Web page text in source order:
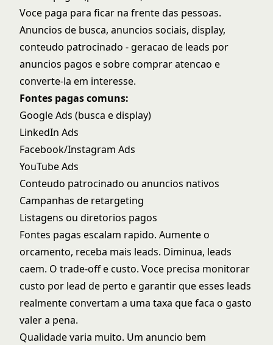
Voce paga para ficar na frente das pessoas.
Anuncios de busca, anuncios sociais, display,
conteudo patrocinado - geracao de leads por
anuncios pagos e sobre comprar atencao e
converte-la em interesse.
Fontes pagas comuns:
Google Ads (busca e display)
LinkedIn Ads
Facebook/Instagram Ads
YouTube Ads
Conteudo patrocinado ou anuncios nativos
Campanhas de retargeting
Listagens ou diretorios pagos
Fontes pagas escalam rapido. Aumente o
orcamento, receba mais leads. Diminua, leads
caem. O trade-off e custo. Voce precisa monitorar
custo por lead de perto e garantir que esses leads
realmente convertam a uma taxa que faca o gasto
valer a pena.
Qualidade varia muito. Um anuncio bem